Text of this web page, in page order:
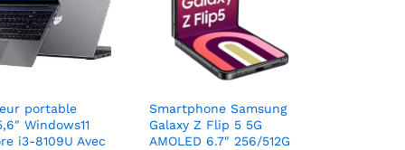
portable
Windows11
i3-8109U Avec
Smartphone Samsung
Galaxy Z Flip 5 5G
AMOLED 6.7″ 256/512G